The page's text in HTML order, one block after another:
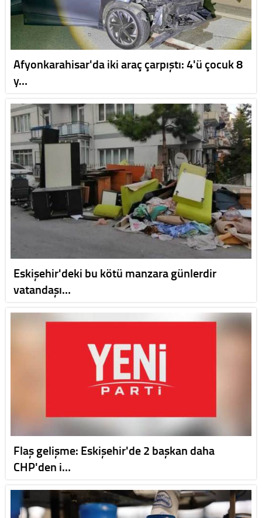
Afyonkarahisar'da iki araç çarpıştı: 4'ü çocuk 8
y…
Eskişehir'deki bu kötü manzara günlerdir
vatandaşı…
Flaş gelişme: Eskişehir'de 2 başkan daha
CHP'den i…